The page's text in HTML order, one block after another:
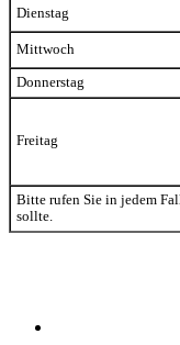
Dienstag
Mittwoch
Donnerstag
Freitag
Bitte rufen Sie in jedem
sollte.